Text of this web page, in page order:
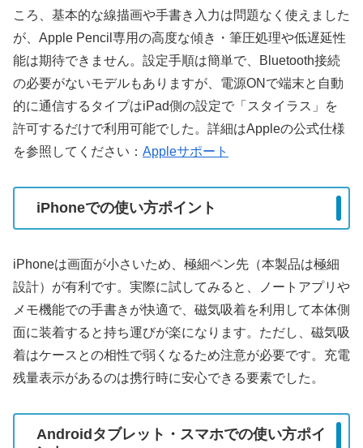
ころ、基本的な線描画や手書き入力は問題なく使えました
が、Apple Pencil専用の高度な傾き・筆圧処理や低遅延性
能は期待できません。設定手順は簡単で、Bluetooth接続
の必要がないモデルもありますが、電源ONで端末と自動
的に通信するタイプはiPad側の設定で「スタイラス」を
許可するだけで利用可能でした。詳細はAppleの公式仕様
を参照してください： Appleサポート
iPhoneでの使い方ポイント
iPhoneは画面が小さいため、極細ペン先（本製品は極細
設計）が有利です。実際に試してみると、ノートアプリや
メモ機能での手書きが快適で、磁気吸着を利用して本体側
面に装着すると持ち運びが楽になります。ただし、磁気吸
着はケースとの相性で弱くなるため注意が必要です。充電
残量表示があるのは携行時に安心できる要素でした。
Androidタブレット・スマホでの使い方ポイ